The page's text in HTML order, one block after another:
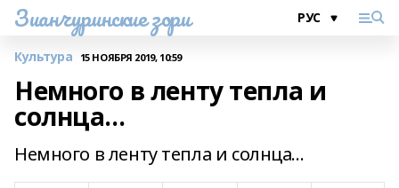
Зианчуринские зори
Культура 15 НОЯБРЯ 2019, 10:59
Немного в ленту тепла и
солнца...
Немного в ленту тепла и солнца...